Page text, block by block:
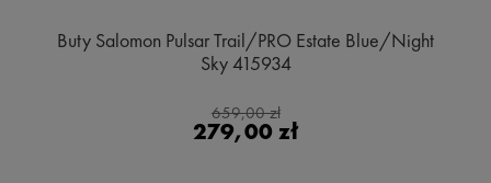
Buty Salomon Pulsar Trail/PRO Estate Blue/Night
Sky 415934
659,00 zł
279,00 zł